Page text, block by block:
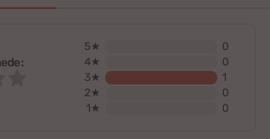
5★
0
4★
0
3★
1
2★
0
1★
0